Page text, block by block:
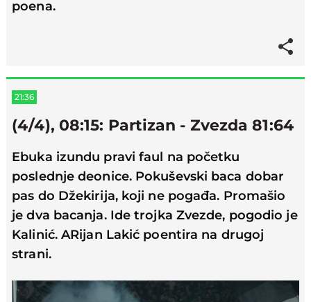
poena.
21:36
(4/4), 08:15: Partizan - Zvezda 81:64
Ebuka izundu pravi faul na početku
poslednje deonice. Pokuševski baca dobar
pas do Džekirija, koji ne pogađa. Promašio
je dva bacanja. Ide trojka Zvezde, pogodio je
Kalinić. ARijan Lakić poentira na drugoj
strani.